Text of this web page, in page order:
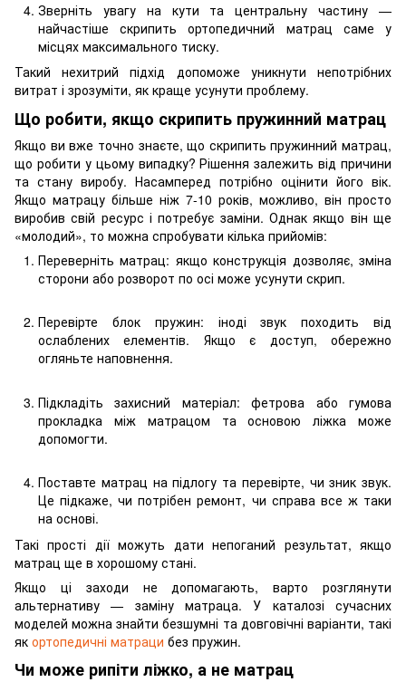
Зверніть увагу на кути та центральну частину —
найчастіше скрипить ортопедичний матрац саме у
місцях максимального тиску.
Такий нехитрий підхід допоможе уникнути непотрібних
витрат і зрозуміти, як краще усунути проблему.
Що робити, якщо скрипить пружинний матрац
Якщо ви вже точно знаєте, що скрипить пружинний матрац,
що робити у цьому випадку? Рішення залежить від причини
та стану виробу. Насамперед потрібно оцінити його вік.
Якщо матрацу більше ніж 7-10 років, можливо, він просто
виробив свій ресурс і потребує заміни. Однак якщо він ще
«молодий», то можна спробувати кілька прийомів:
Переверніть матрац: якщо конструкція дозволяє, зміна
сторони або розворот по осі може усунути скрип.
Перевірте блок пружин: іноді звук походить від
ослаблених елементів. Якщо є доступ, обережно
огляньте наповнення.
Підкладіть захисний матеріал: фетрова або гумова
прокладка між матрацом та основою ліжка може
допомогти.
Поставте матрац на підлогу та перевірте, чи зник звук.
Це підкаже, чи потрібен ремонт, чи справа все ж таки
на основі.
Такі прості дії можуть дати непоганий результат, якщо
матрац ще в хорошому стані.
Якщо ці заходи не допомагають, варто розглянути
альтернативу — заміну матраца. У каталозі сучасних
моделей можна знайти безшумні та довговічні варіанти, такі
як ортопедичні матраци без пружин.
Чи може рипіти ліжко, а не матрац